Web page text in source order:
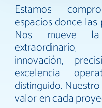
Estamos
espacios donde las
Nos mueve
extraordinario,
innovación,
excelencia
distinguido.
valor en cada